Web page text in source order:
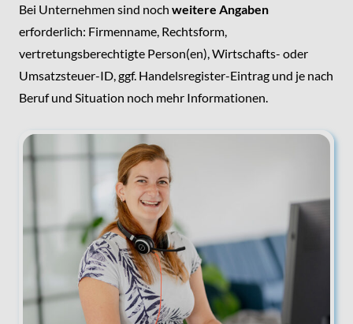
Bei Unternehmen sind noch weitere Angaben
erforderlich: Firmenname, Rechtsform,
vertretungsberechtigte Person(en), Wirtschafts- oder
Umsatzsteuer-ID, ggf. Handelsregister-Eintrag und je nach
Beruf und Situation noch mehr Informationen.